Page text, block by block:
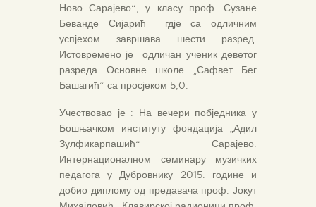
Ново Сарајево“, у класу проф. Сузане
Беванде Сијарић гдје са одличним
успјехом завршава шести разред.
Истовремено је одличан ученик деветог
разреда Основне школе „Сафвет Бег
Башагић“ са просјеком 5,0.
Учествовао је : На вечери побједника у
Бошњачком институту фондација „Адил
Зулфикарпашић“ Сарајево.
Интернационалном семинару музичких
педагога у Дубровнику 2015. године и
добио диплому од предавача проф. Јокут